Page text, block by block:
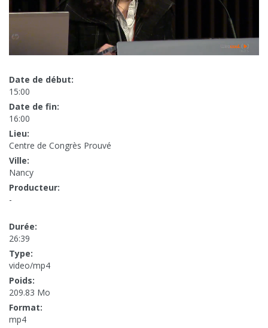
Date de début:
15:00
Date de fin:
16:00
Lieu:
Centre de Congrès Prouvé
Ville:
Nancy
Producteur:
-
Durée:
26:39
Type:
video/mp4
Poids:
209.83 Mo
Format:
mp4